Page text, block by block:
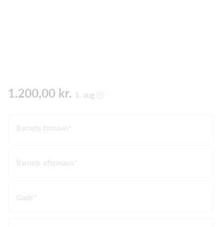
1.200,00 kr. 1. aug
Barnets fornavn
Barnets efternavn
Gade